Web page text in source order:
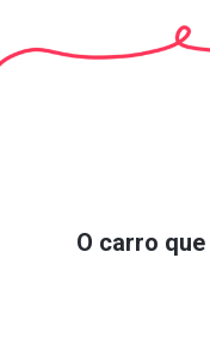
O carro que